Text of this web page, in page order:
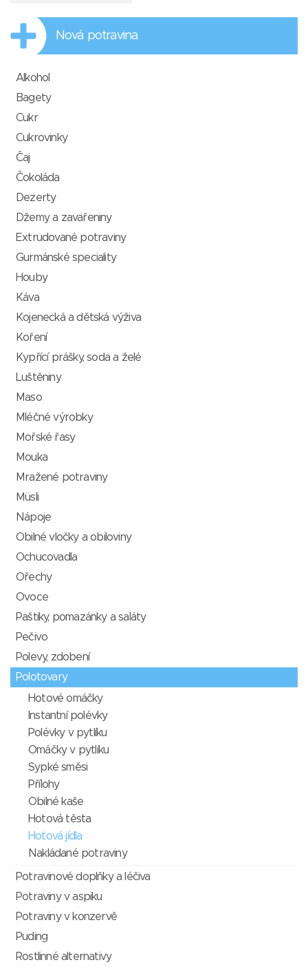
Nová potravina
Alkohol
Bagety
Cukr
Cukrovinky
Čaj
Čokoláda
Dezerty
Džemy a zavařeniny
Extrudované potraviny
Gurmánské speciality
Houby
Káva
Kojenecká a dětská výživa
Koření
Kypřící prášky, soda a želé
Luštěniny
Maso
Mléčné výrobky
Mořské řasy
Mouka
Mražené potraviny
Müsli
Nápoje
Obilné vločky a obiloviny
Ochucovadla
Ořechy
Ovoce
Paštiky, pomazánky a saláty
Pečivo
Polevy, zdobení
Polotovary
Hotové omáčky
Instantní polévky
Polévky v pytlíku
Omáčky v pytlíku
Sypké směsi
Přílohy
Obilné kaše
Hotová těsta
Hotová jídla
Nakládané potraviny
Potravinové doplňky a léčiva
Potraviny v aspiku
Potraviny v konzervě
Puding
Rostlinné alternativy